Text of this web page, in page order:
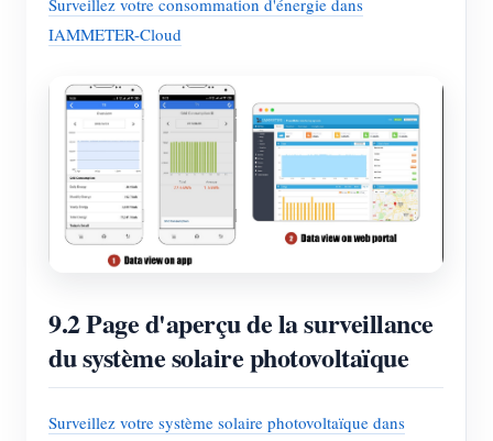
Surveillez votre consommation d'énergie dans
IAMMETER-Cloud
9.2 Page d'aperçu de la surveillance
du système solaire photovoltaïque
Surveillez votre système solaire photovoltaïque dans